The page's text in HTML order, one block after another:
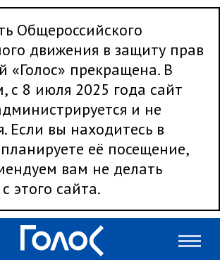
Общероссийского
движения в защиту прав
«Голос» прекращена. В
с 8 июля 2025 года сайт
и не
Если вы находитесь в
её посещение,
вам не делать
этого сайта.